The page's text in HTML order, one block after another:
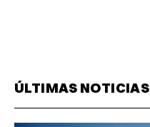
ÚLTIMAS NOTICIAS